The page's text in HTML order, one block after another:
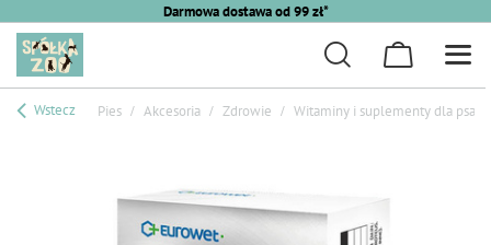
Darmowa dostawa od 99 zł*
Wstecz Pies Akcesoria Zdrowie Witaminy i suplementy dla psa